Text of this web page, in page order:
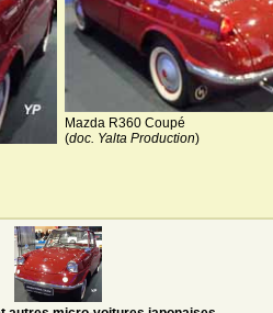
Mazda R360 Coupé
(doc. Yalta Production)